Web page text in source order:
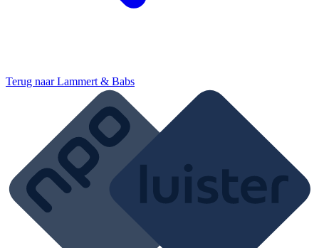
Terug naarLammert & Babs